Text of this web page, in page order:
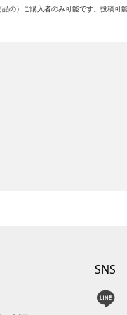
の）ご購入者のみ可能です。投稿可
SNS